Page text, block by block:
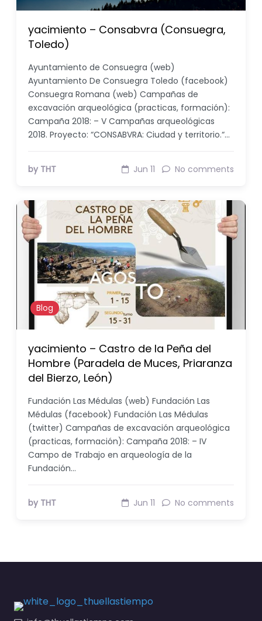
yacimiento – Consabvra (Consuegra,
Toledo)
Ayuntamiento de Consuegra (web)
Ayuntamiento De Consuegra Toledo (facebook)
Consuegra Romana (web) Campañas de
excavación arqueológica (practicas, formación):
Campaña 2018: – V Campañas arqueológicas
2018. Proyecto: “CONSABVRA: Ciudad y territorio.“…
by THT Jun 11 No comments
Blog
yacimiento – Castro de la Peña del
Hombre (Paradela de Muces, Priaranza
del Bierzo, León)
Fundación Las Médulas (web) Fundación Las
Médulas (facebook) Fundación Las Médulas
(twitter) Campañas de excavación arqueológica
(practicas, formación): Campaña 2018: – IV
Campo de Trabajo en arqueología de la
Fundación…
by THT Jun 11 No comments